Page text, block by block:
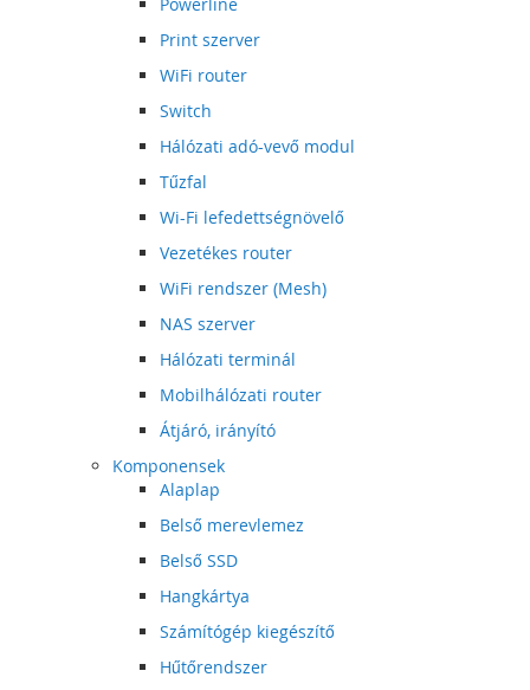
Print szerver
WiFi router
Switch
Hálózati adó-vevő modul
Tűzfal
Wi-Fi lefedettségnövelő
Vezetékes router
WiFi rendszer (Mesh)
NAS szerver
Hálózati terminál
Mobilhálózati router
Átjáró, irányító
Komponensek
Alaplap
Belső merevlemez
Belső SSD
Hangkártya
Számítógép kiegészítő
Hűtőrendszer